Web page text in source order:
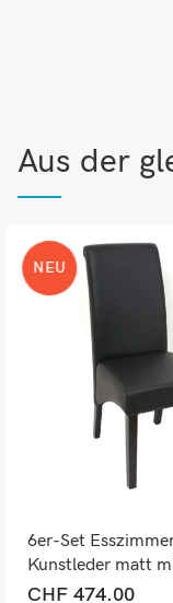
Aus der
NEU
6er-Set
Kunstleder matt
Füssen schwarz
CHF474.00